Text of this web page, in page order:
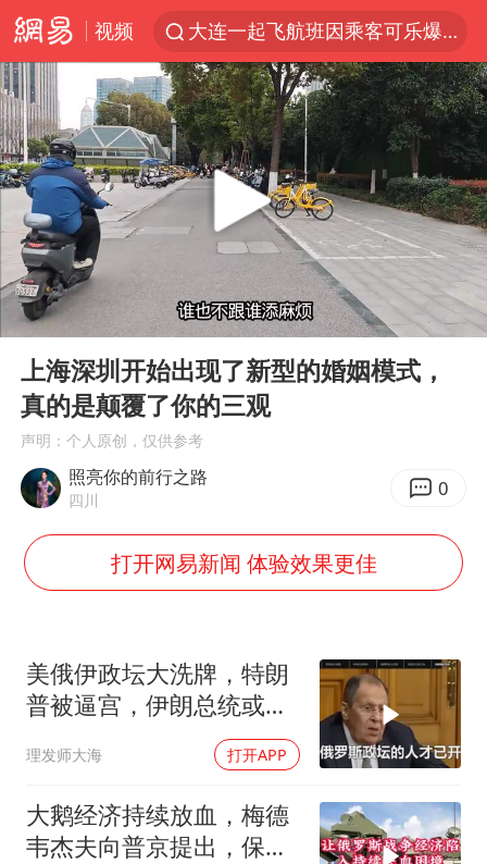
视频
大连一起飞航班因乘客可乐爆瓶折返
SK海力士回应“或出售重庆工厂”传闻
白海豚突然大拐弯 走出罕见路线
独闯南太行失联女子遗体已找到
辽宁28名务农人员中暑死亡？官方辟谣
钟睒睒：必须限制电商平台权力
今日103只涨停股5只跌停股
血指纹匹配成功，20年悬案告破！凶手被执行死刑
中央气象台继续发布暴雨橙警
“还不如不放假”
武契奇：欧洲已处于大战边缘
7月CPI同比上涨0.5% 经济内生增长动力持续增强
成都多趟列车临时停运
Play
00:00 03:30
上海深圳开始出现了新型的婚姻模式，
真的是颠覆了你的三观
声明：个人原创，仅供参考
照亮你的前行之路
四川 0
打开网易新闻 体验效果更佳
美俄伊政坛大洗牌，特朗
普被逼宫，伊朗总统或下
理发师大海 打开APP
大鹅经济持续放血，梅德
韦杰夫向普京提出，保住